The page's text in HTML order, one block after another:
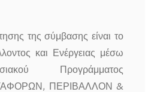
της σύμβασης είναι το
και Ενέργειας μέσω
Προγράμματος
ΠΕΡΙΒΑΛΛΟΝ &